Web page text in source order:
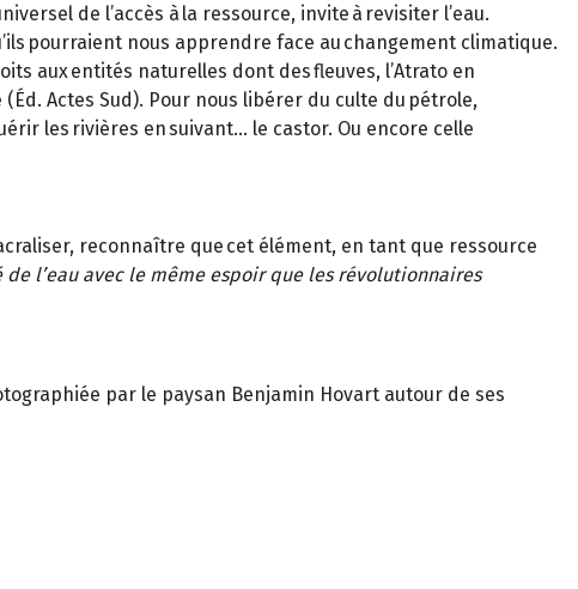
de l’accès à la ressource, invite à revisiter l’eau.
pourraient nous apprendre face au changement climatique.
aux entités naturelles dont des fleuves, l’Atrato en
Actes Sud). Pour nous libérer du culte du pétrole,
les rivières en suivant… le castor. Ou encore celle
reconnaître que cet élément, en tant que ressource
de l’eau avec le même espoir que les révolutionnaires
par le paysan Benjamin Hovart autour de ses